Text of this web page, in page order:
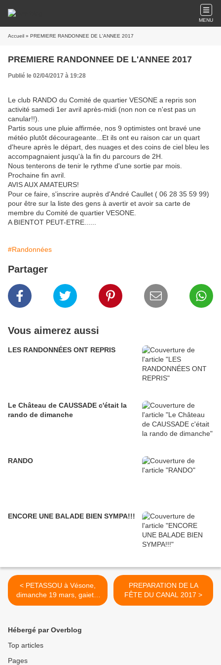
MENU
Accueil » PREMIERE RANDONNEE DE L'ANNEE 2017
PREMIERE RANDONNEE DE L'ANNEE 2017
Publié le 02/04/2017 à 19:28
Le club RANDO du Comité de quartier VESONE a repris son
activité samedi 1er avril après-midi (non non ce n'est pas un
canular!!).
Partis sous une pluie affirmée, nos 9 optimistes ont bravé une
météo plutôt décourageante...Et ils ont eu raison car un quart
d'heure après le départ, des nuages et des coins de ciel bleu les
accompagnaient jusqu'à la fin du parcours de 2H.
Nous tenterons de tenir le rythme d'une sortie par mois.
Prochaine fin avril.
AVIS AUX AMATEURS!
Pour ce faire, s'inscrire auprès d'André Caullet ( 06 28 35 59 99)
pour être sur la liste des gens à avertir et avoir sa carte de
membre du Comité de quartier VESONE.
A BIENTOT PEUT-ETRE......
#Randonnées
Partager
Vous aimerez aussi
LES RANDONNÉES ONT REPRIS
Le Château de CAUSSADE c'était la
rando de dimanche
RANDO
ENCORE UNE BALADE BIEN SYMPA!!!
< PETASSOU à Vésone,
dimanche 19 mars, gaieté,
musique, couleurs...
PREPARATION DE LA
FÊTE DU CANAL 2017 >
Hébergé par Overblog
Top articles
Pages